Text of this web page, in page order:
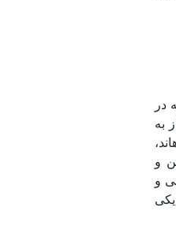
در
به
و
و